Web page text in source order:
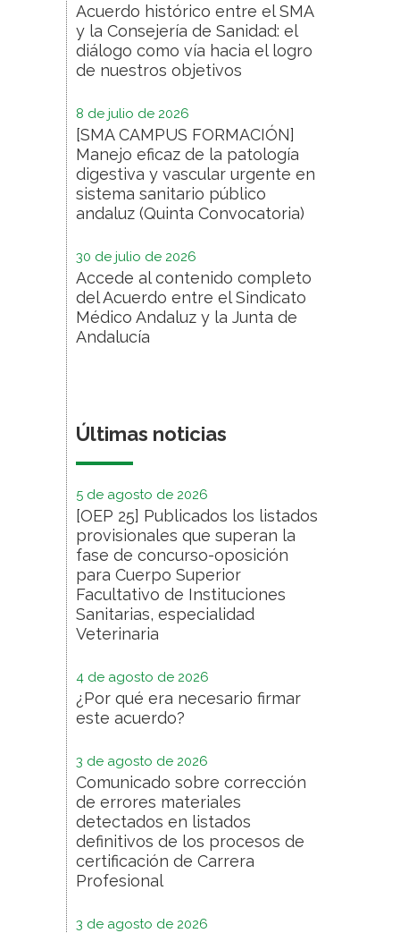
Acuerdo histórico entre el SMA
y la Consejería de Sanidad: el
diálogo como vía hacia el logro
de nuestros objetivos
8 de julio de 2026
[SMA CAMPUS FORMACIÓN]
Manejo eficaz de la patología
digestiva y vascular urgente en
sistema sanitario público
andaluz (Quinta Convocatoria)
30 de julio de 2026
Accede al contenido completo
del Acuerdo entre el Sindicato
Médico Andaluz y la Junta de
Andalucía
Últimas noticias
5 de agosto de 2026
[OEP 25] Publicados los listados
provisionales que superan la
fase de concurso-oposición
para Cuerpo Superior
Facultativo de Instituciones
Sanitarias, especialidad
Veterinaria
4 de agosto de 2026
¿Por qué era necesario firmar
este acuerdo?
3 de agosto de 2026
Comunicado sobre corrección
de errores materiales
detectados en listados
definitivos de los procesos de
certificación de Carrera
Profesional
3 de agosto de 2026